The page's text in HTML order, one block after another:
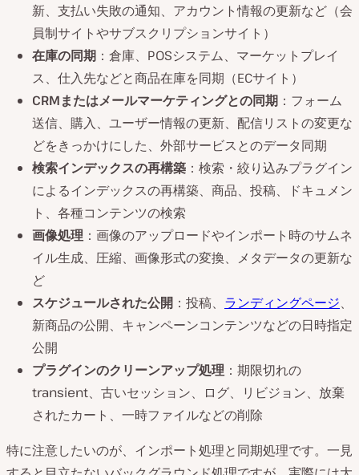
新、支払い失敗の通知、アカウント情報の更新など（会
員制サイトやサブスクリプションサイト）
在庫の同期 ：倉庫、POSシステム、マーケットプレイ
ス、仕入先などと商品在庫を同期（ECサイト）
CRMまたはメールマーケティングとの同期 ：フォーム
送信、購入、ユーザー情報の更新、配信リストの変更な
どをきっかけにした、外部サービスとのデータ同期
検索インデックスの再構築 ：検索・絞り込みプラグイン
によるインデックスの再構築、商品、投稿、ドキュメン
ト、各種コンテンツの検索
画像処理 ：画像のアップロードやインポート時のサムネ
イル生成、圧縮、画像形式の変換、メタデータの更新な
ど
スケジュールされた公開 ：投稿、 ランディングページ、
新商品の公開、キャンペーンコンテンツなどの日時指定
公開
プラグインのクリーンアップ処理 ：期限切れの
transient、古いセッション、ログ、リビジョン、放棄
されたカート、一時ファイルなどの削除
特に注意したいのが、インポート処理と同期処理です。一見